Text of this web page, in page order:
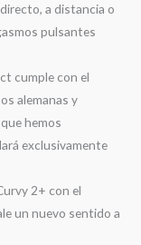
a distancia o
pulsantes
cumple con el
alemanas y
hemos
exclusivamente
2+ con el
un nuevo sentido a